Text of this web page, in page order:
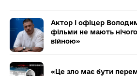
Актор і офіцер
фільми не мають нічого
війною»
«Це зло має бути